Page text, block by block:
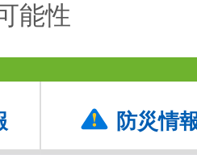
能性
防災情